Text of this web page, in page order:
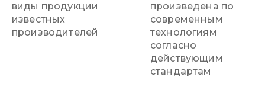
виды продукции
известных
производителей
произведена по
современным
технологиям
согласно
действующим
стандартам